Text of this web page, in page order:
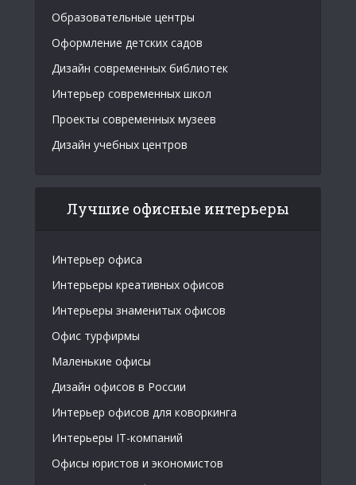
Образовательные центры
Оформление детских садов
Дизайн современных библиотек
Интерьер современных школ
Проекты современных музеев
Дизайн учебных центров
Лучшие офисные интерьеры
Интерьер офиса
Интерьеры креативных офисов
Интерьеры знаменитых офисов
Офис турфирмы
Маленькие офисы
Дизайн офисов в России
Интерьер офисов для коворкинга
Интерьеры IT-компаний
Офисы юристов и экономистов